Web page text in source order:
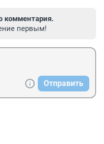
комментария.
первым!
Отправить